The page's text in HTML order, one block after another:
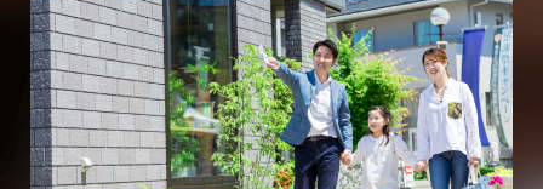
三郷市
三郷駅前店-ブログ
不動産の基礎知識に関するよくある質問
2025年3月
2025年2月
2025年1月